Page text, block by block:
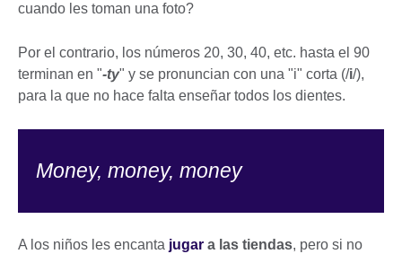
cuando les toman una foto?
Por el contrario, los números 20, 30, 40, etc. hasta el 90
terminan en "-ty" y se pronuncian con una "i" corta (/i/),
para la que no hace falta enseñar todos los dientes.
Money, money, money
A los niños les encanta jugar a las tiendas, pero si no